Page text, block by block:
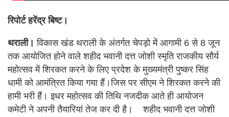
रिपोर्ट हरेंद्र बिष्ट।
थराली। विकास खंड थराली के अंतर्गत चेपड़ो में आगामी 6 से 8 जून
तक आयोजित होने वाले शहीद भवानी दत्त जोशी स्मृति राजकीय सौर्य
महोत्सव में शिरकत करने के लिए प्रदेश के मुख्यमंत्री पुष्कर सिंह
धामी को आमंत्रित किया गया हैं।जिस पर सीएम ने शिरकत करने की
हामी भरी हैं। इधर महोत्सव की तिथि नजदीक आते ही आयोजन
कमेटी ने अपनी तैयारियां तेज कर दी है।
शहीद भवानी दत्त जोशी